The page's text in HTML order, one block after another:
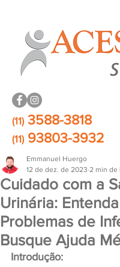
(11)3588-3818
(11)93803-3932
Cuidado com a
Urinária:
Problemas de
Busque Ajuda
Emmanuel Huergo
12 de dez. de 2023 2 min de
Introdução: